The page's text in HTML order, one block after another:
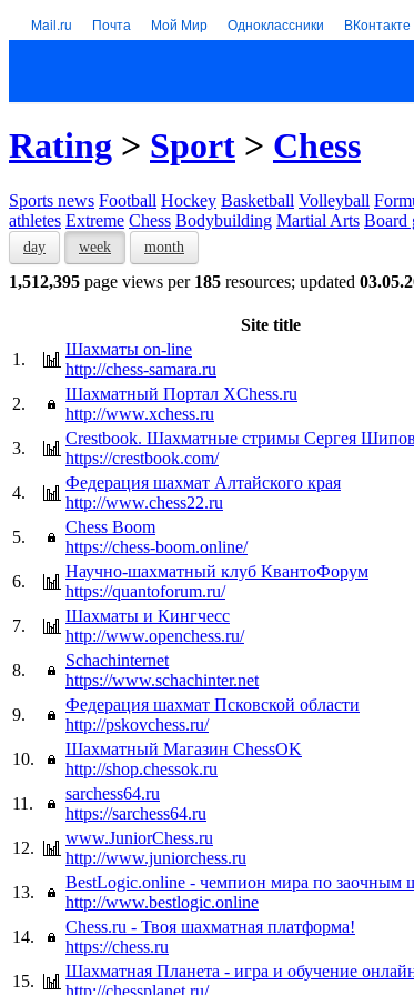
Mail.ru Почта Мой Мир Одноклассники ВКонтакте
Rating > Sport > Chess
Sports news Football Hockey Basketball Volleyball
athletes Extreme Chess Bodybuilding Martial Arts Board
day week month
1,512,395 page views per 185 resources; updated
Site title
1.
Шахматы on-line
http://chess-samara.ru
2.
Шахматный Портал XChess.ru
http://www.xchess.ru
3.
Crestbook. Шахматные стримы Сергея
https://crestbook.com/
4.
Федерация шахмат Алтайского края
http://www.chess22.ru
5.
Chess Boom
https://chess-boom.online/
6.
Научно-шахматный клуб КвантоФорум
https://quantoforum.ru/
7.
Шахматы и Кингчесс
http://www.openchess.ru/
8.
Schachinternet
https://www.schachinter.net
9.
Федерация шахмат Псковской области
http://pskovchess.ru/
10.
Шахматный Магазин ChessOK
http://shop.chessok.ru
11.
sarchess64.ru
https://sarchess64.ru
12.
www.JuniorChess.ru
http://www.juniorchess.ru
13.
BestLogic.online - чемпион мира по заочным
http://www.bestlogic.online
14.
Chess.ru - Твоя шахматная платформа!
https://chess.ru
15.
Шахматная Планета - игра и обучение
http://chessplanet.ru/